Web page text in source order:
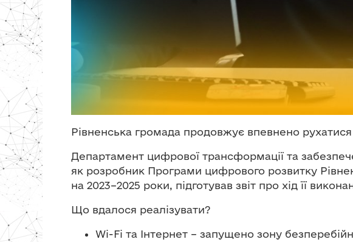
Рівненська громада продовжує впевнено
Департамент цифрової трансформації та
як розробник Програми цифрового розвитку
на 2023–2025 роки, підготував звіт про хід її
Що вдалося реалізувати?
Wi-Fi та Інтернет – запущено зону